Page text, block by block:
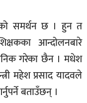
समर्थन छ । हुन त
आन्दोलनबारे
गरेका छैन । मधेश
महेश प्रसाद यादवले
बताउँछन् ।